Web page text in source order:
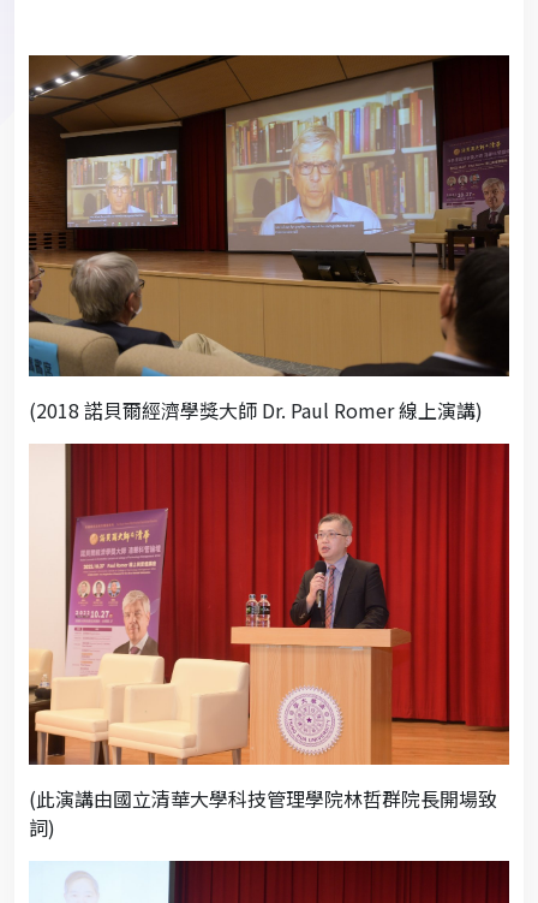
(2018 諾貝爾經濟學獎大師 Dr. Paul Romer 線上演講)
(此演講由國立清華大學科技管理學院林哲群院長開場致
詞)